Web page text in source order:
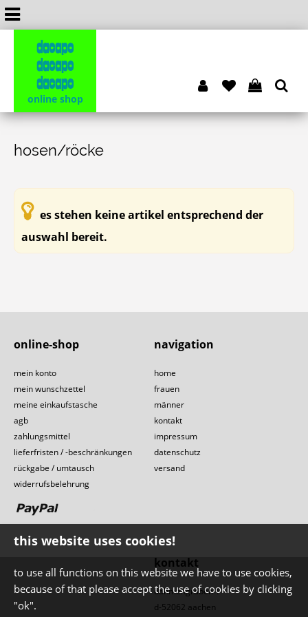
dacapo
dacapo
dacapo
online shop
hosen/röcke
es stehen keine artikel entsprechend der
auswahl bereit.
navigation
home
frauen
männer
kontakt
impressum
datenschutz
versand
online-shop
mein konto
mein wunschzettel
meine einkaufstasche
agb
zahlungsmittel
lieferfristen / -beschränkungen
rückgabe / umtausch
widerrufsbelehrung
kontakt
dahmengraben 1
d-52062 aachen
this website uses cookies!
to use all functions on this website we have to use cookies,
because of that please accept the use of cookies by clicking
"ok".